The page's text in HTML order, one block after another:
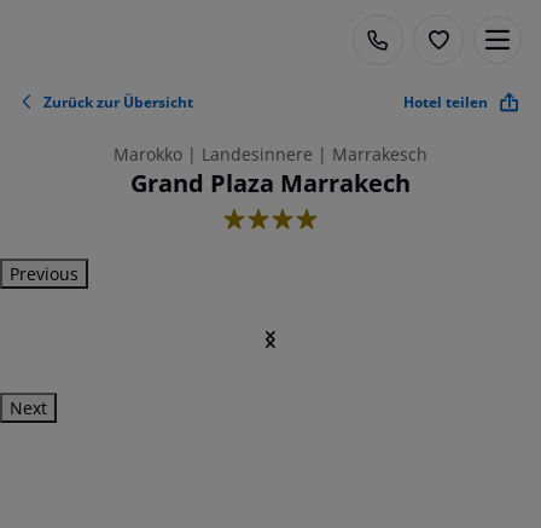
Zurück zur Übersicht Hotel teilen
Marokko | Landesinnere | Marrakesch
Grand Plaza Marrakech
4
Previous
Next